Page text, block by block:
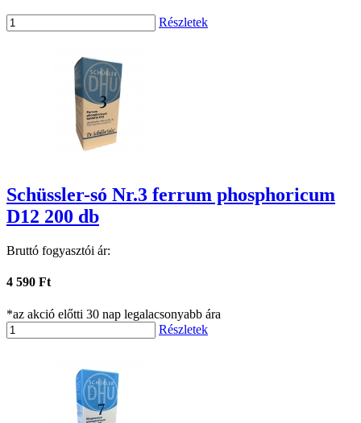
Részletek
Schüssler-só Nr.3 ferrum phosphoricum
D12 200 db
Bruttó fogyasztói ár:
4 590 Ft
*az akció előtti 30 nap legalacsonyabb ára
Részletek